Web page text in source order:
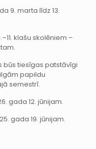
9. marta līdz 13.
klašu skolēniem –
būs tiesīgas patstāvīgi
papildu
semestrī.
gada 12. jūnijam.
gada 19. jūnijam.